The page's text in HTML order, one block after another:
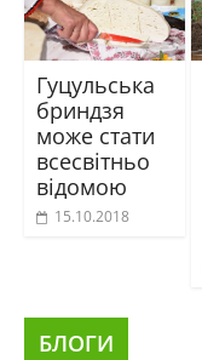
Гуцульська
бриндзя
може стати
всесвітньо
відомою
15.10.2018
БЛОГИ